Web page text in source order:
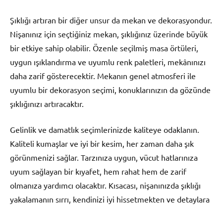
Şıklığı artıran bir diğer unsur da mekan ve dekorasyondur.
Nişanınız için seçtiğiniz mekan, şıklığınız üzerinde büyük
bir etkiye sahip olabilir. Özenle seçilmiş masa örtüleri,
uygun ışıklandırma ve uyumlu renk paletleri, mekânınızı
daha zarif gösterecektir. Mekanın genel atmosferi ile
uyumlu bir dekorasyon seçimi, konuklarınızın da gözünde
şıklığınızı artıracaktır.
Gelinlik ve damatlık seçimlerinizde kaliteye odaklanın.
Kaliteli kumaşlar ve iyi bir kesim, her zaman daha şık
görünmenizi sağlar. Tarzınıza uygun, vücut hatlarınıza
uyum sağlayan bir kıyafet, hem rahat hem de zarif
olmanıza yardımcı olacaktır. Kısacası, nişanınızda şıklığı
yakalamanın sırrı, kendinizi iyi hissetmekten ve detaylara